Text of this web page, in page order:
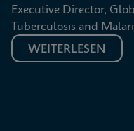
Executive Director,
Tuberculosis and
WEITERLESEN